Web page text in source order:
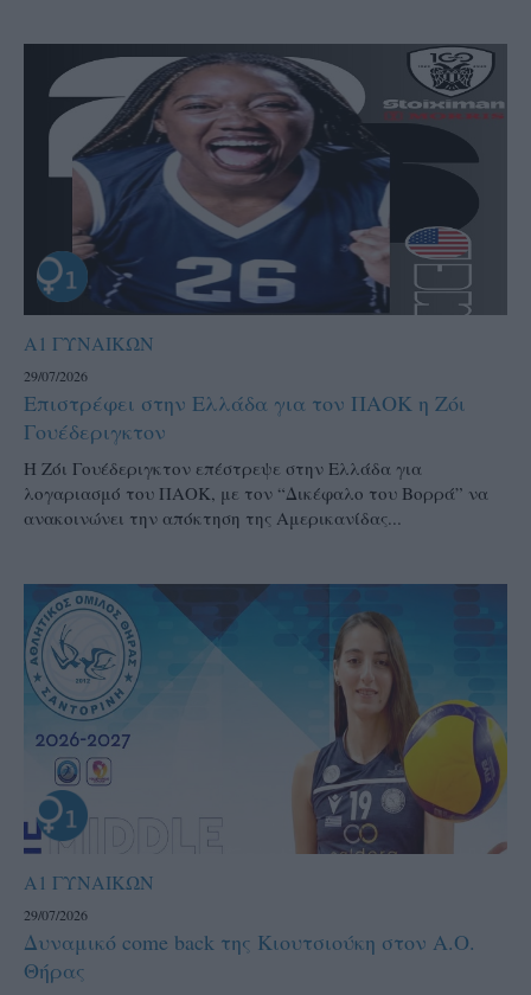
Α1 ΓΥΝΑΙΚΩΝ
29/07/2026
Επιστρέφει στην Ελλάδα για τον ΠΑΟΚ η Ζόι
Γουέδεριγκτον
Η Ζόι Γουέδεριγκτον επέστρεψε στην Ελλάδα για
λογαριασμό του ΠΑΟΚ, με τον “Δικέφαλο του Βορρά” να
ανακοινώνει την απόκτηση της Αμερικανίδας...
Α1 ΓΥΝΑΙΚΩΝ
29/07/2026
Δυναμικό come back της Κιουτσιούκη στον Α.Ο.
Θήρας